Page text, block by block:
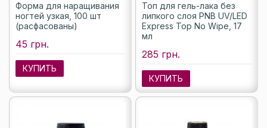
Форма для наращивания
ногтей узкая, 100 шт
(расфасованы)
45 грн.
КУПИТЬ
Топ для гель-лака без
липкого слоя PNB UV/LED
Express Top No Wipe, 17
мл
285 грн.
КУПИТЬ